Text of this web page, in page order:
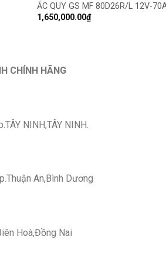
ẮC QUY GS MF 80D26R/L 12V-
1,650,000.00₫
CHÍNH HÃNG
NINH,TÂY NINH.
An,Bình Dương
Hoà,Đồng Nai